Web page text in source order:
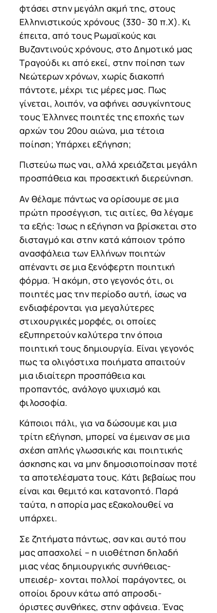
φτάσει στην μεγάλη ακμή της, στους
Ελληνιστικούς χρόνους (330- 30 π.Χ). Κι
έπειτα, από τους Ρωμαϊκούς και
Βυζαντινούς χρόνους, στο Δημοτικό μας
Τραγούδι κι από εκεί, στην ποίηση των
Νεώτερων χρόνων, χωρίς διακοπή
πάντοτε, μέχρι τις μέρες μας. Πως
γίνεται, λοιπόν, να αφήνει ασυγκίνητους
τους Έλληνες ποιητές της εποχής των
αρχών του 20ου αιώνα, μια τέτοια
ποίηση; Υπάρχει εξήγηση;
Πιστεύω πως ναι, αλλά χρειάζεται μεγάλη
προσπάθεια και προσεκτική διερεύνηση.
Αν θέλαμε πάντως να ορίσουμε σε μια
πρώτη προσέγγιση, τις αιτίες, θα λέγαμε
τα εξής: Ίσως η εξήγηση να βρίσκεται στο
δισταγμό και στην κατά κάποιον τρόπο
ανασφάλεια των Ελλήνων ποιητών
απέναντι σε μια ξενόφερτη ποιητική
φόρμα. Ή ακόμη, στο γεγονός ότι, οι
ποιητές μας την περίοδο αυτή, ίσως να
ενδιαφέρονται για μεγαλύτερες
στιχουργικές μορφές, οι οποίες
εξυπηρετούν καλύτερα την όποια
ποιητική τους δημιουργία. Είναι γεγονός
πως τα ολιγόστιχα ποιήματα απαιτούν
μια ιδιαίτερη προσπάθεια και
προπαντός, ανάλογο ψυχισμό και
φιλοσοφία.
Κάποιοι πάλι, για να δώσουμε και μια
τρίτη εξήγηση, μπορεί να έμειναν σε μια
σχέση απλής γλωσσικής και ποιητικής
άσκησης και να μην δημοσιοποίησαν ποτέ
τα αποτελέσματα τους. Κάτι βεβαίως που
είναι και θεμιτό και κατανοητό. Παρά
ταύτα, η απορία μας εξακολουθεί να
υπάρχει.
Σε ζητήματα πάντως, σαν και αυτό που
μας απασχολεί – η υιοθέτηση δηλαδή
μιας νέας δημιουργικής συνήθειας-
υπεισέρ- χονται πολλοί παράγοντες, οι
οποίοι δρουν κάτω από απροσδι-
όριστες συνθήκες, στην αφάνεια. Ένας